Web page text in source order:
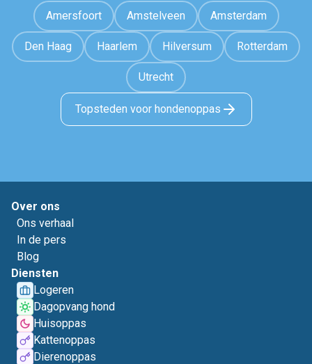
Amersfoort Amstelveen Amsterdam
Den Haag Haarlem Hilversum Rotterdam
Utrecht
Topsteden voor hondenoppas
Over ons
Ons verhaal
In de pers
Blog
Diensten
Logeren
Dagopvang hond
Huisoppas
Kattenoppas
Dierenoppas